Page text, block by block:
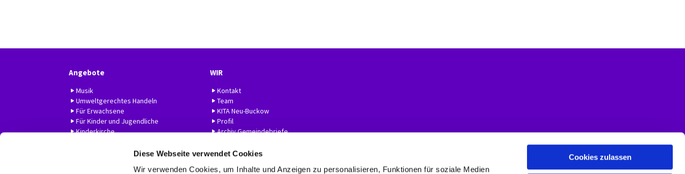
Diese Webseite verwendet Cookies
Wir verwenden Cookies, um Inhalte und Anzeigen zu personalisieren, Funktionen für soziale Medien
Cookies zulassen
Angebote
Musik
Umweltgerechtes Handeln
Für Erwachsene
Für Kinder und Jugendliche
Kinderkirche
WIR
Kontakt
Team
KITA Neu-Buckow
Profil
Archiv Gemeindebriefe